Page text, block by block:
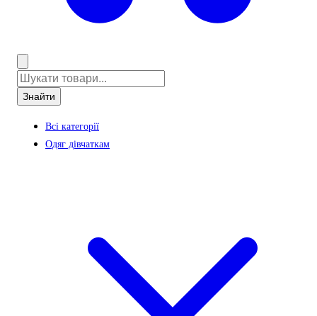
Знайти
Всі категорії
Одяг дівчаткам